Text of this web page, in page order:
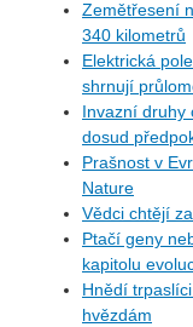
Zemětřesení
340 kilometrů
Elektrická
shrnují
Invazní druhy
dosud
Prašnost v
Nature
Vědci chtějí
Ptačí geny
kapitolu
Hnědí
hvězdám